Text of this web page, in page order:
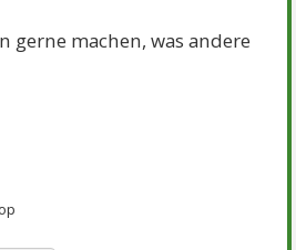
gerne machen, was andere